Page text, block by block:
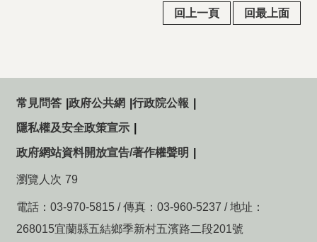
回上一頁 回最上面
常見問答 政府公共網 行政院公報
隱私權及安全政策宣示
政府網站資料開放宣告/著作權聲明
瀏覽人次 79
電話：03-970-5815 / 傳真：03-960-5237 / 地址：
268015宜蘭縣五結鄉季新村五濱路二段201號